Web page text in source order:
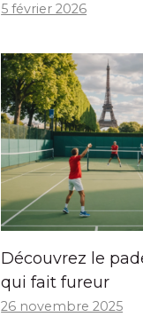
5 février 2026
Découvrez le
qui fait fureur
26 novembre 2025